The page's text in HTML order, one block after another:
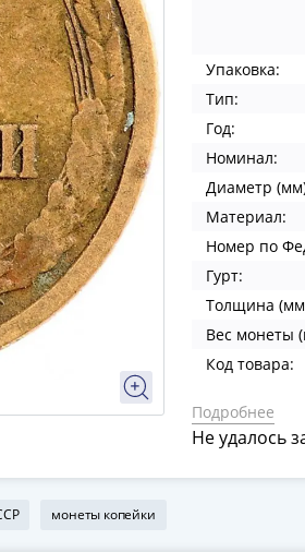
Упаковка:
Тип:
Год:
Номинал:
Диаметр
Материал:
Номер по
Гурт:
Толщина
Вес монеты
Код товара:
Подробнее
Не удалось
монеты копейки